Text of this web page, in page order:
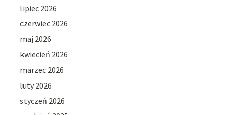
lipiec 2026
czerwiec 2026
maj 2026
kwiecień 2026
marzec 2026
luty 2026
styczeń 2026